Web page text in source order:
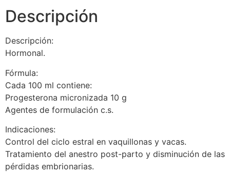
Descripción
Descripción:
Hormonal.
Fórmula:
Cada 100 ml contiene:
Progesterona micronizada 10 g
Agentes de formulación c.s.
Indicaciones:
Control del ciclo estral en vaquillonas y vacas.
Tratamiento del anestro post-parto y disminución de las
pérdidas embrionarias.